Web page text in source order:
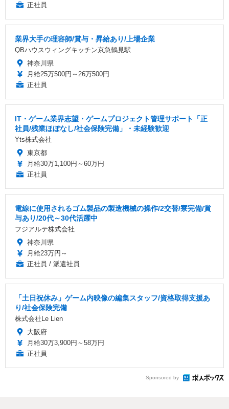
正社員
業界大手の理容師/賞与・昇給あり/上場企業
QBハウスウィングキッチン京急鶴見駅
神奈川県
月給25万500円～26万500円
正社員
IT・ゲーム業界志望・ゲームプロジェクト管理サポート「正
社員/残業ほぼなし/社会保険完備」・未経験歓迎
Yts株式会社
東京都
月給30万1,100円～60万円
正社員
電線に使用されるゴム製品の製造機械の操作/2交替/寮完備/賞
与あり/20代～30代活躍中
フジアルテ株式会社
神奈川県
月給23万円～
正社員 / 派遣社員
「土日祝休み」ゲーム内映像の編集スタッフ/資格取得支援あ
り/社会保険完備
株式会社Le Lien
大阪府
月給30万3,900円～58万円
正社員
Sponsored by